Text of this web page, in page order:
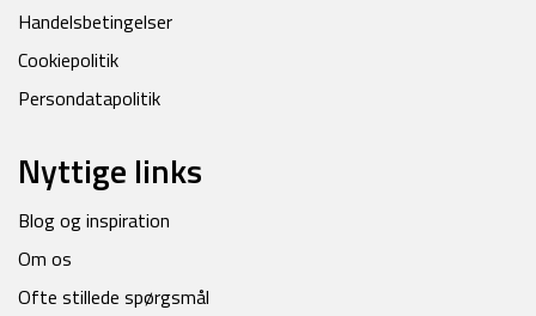
Handelsbetingelser
Cookiepolitik
Persondatapolitik
Nyttige links
Blog og inspiration
Om os
Ofte stillede spørgsmål